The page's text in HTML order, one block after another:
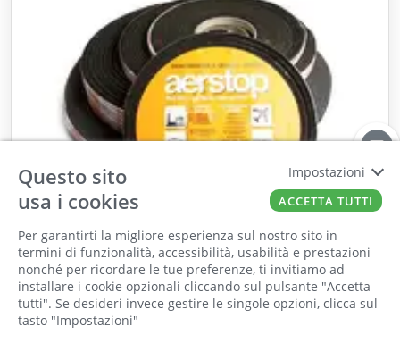
Il punto vendita, gli uffici e il magazzino
saranno chiusi per ferie dall'8 al 25 Agosto
2026 compresi.
Disponibile
UNITEC
Questo sito
usa i cookies
Per garantirti la migliore esperienza sul nostro sito in
termini di funzionalità, accessibilità, usabilità e prestazioni
nonché per ricordare le tue preferenze, ti invitiamo ad
installare i cookie opzionali cliccando sul pulsante "Accetta
tutti". Se desideri invece gestire le singole opzioni, clicca sul
tasto "Impostazioni"
Impostazioni
ACCETTA TUTTI